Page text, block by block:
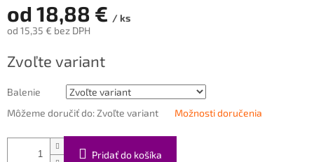
od 18,88 € / ks
od 15,35 € bez DPH
cena:
Zvoľte variant
Balenie
Môžeme doručiť do: Zvoľte variant Možnosti doručenia
Pridať do košíka